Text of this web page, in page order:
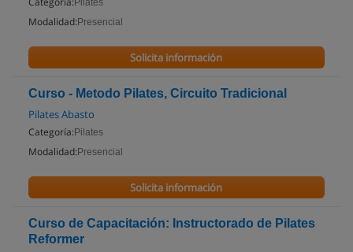
Pilates
Modalidad: Presencial
Solicita información
Curso - Metodo Pilates, Circuito Tradicional
Pilates Abasto
Categoría: Pilates
Modalidad: Presencial
Solicita información
Curso de Capacitación: Instructorado de Pilates
Reformer